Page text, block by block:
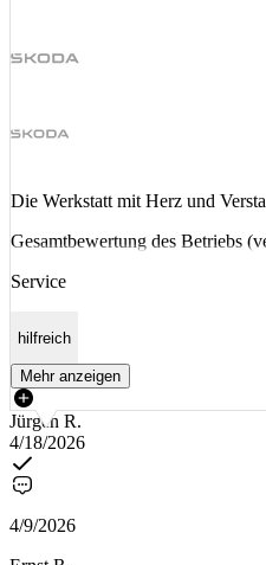
Die Werkstatt mit Herz und
Gesamtbewertung des Betriebs
Service
hilfreich
Mehr anzeigen
Jürgen R.
4/18/2026
4/9/2026